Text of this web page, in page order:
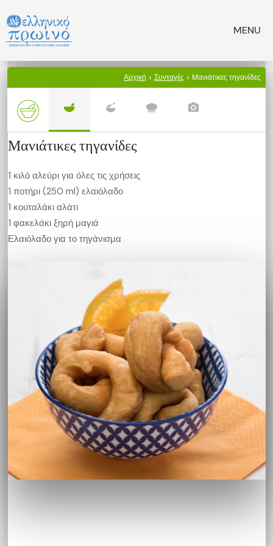
σε
περιεχόμενο
MENU
Αρχική > Συνταγές > Μανιάτικες τηγανίδες
Μανιάτικες τηγανίδες
1 κιλό αλεύρι για όλες τις χρήσεις
1 ποτήρι (250 ml) ελαιόλαδο
1 κουταλάκι αλάτι
1 φακελάκι ξηρή μαγιά
Ελαιόλαδο για το τηγάνισμα